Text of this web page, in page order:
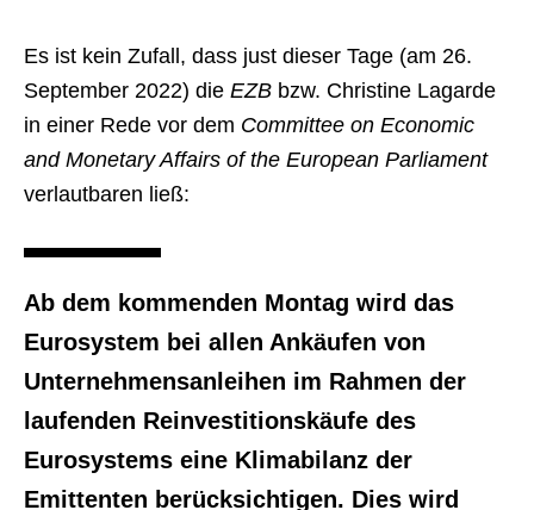
Es ist kein Zufall, dass just dieser Tage (am 26.
September 2022) die EZB bzw. Christine Lagarde
in einer Rede vor dem Committee on Economic
and Monetary Affairs of the European Parliament
verlautbaren ließ:
Ab dem kommenden Montag wird das
Eurosystem bei allen Ankäufen von
Unternehmensanleihen im Rahmen der
laufenden Reinvestitionskäufe des
Eurosystems eine Klimabilanz der
Emittenten berücksichtigen. Dies wird